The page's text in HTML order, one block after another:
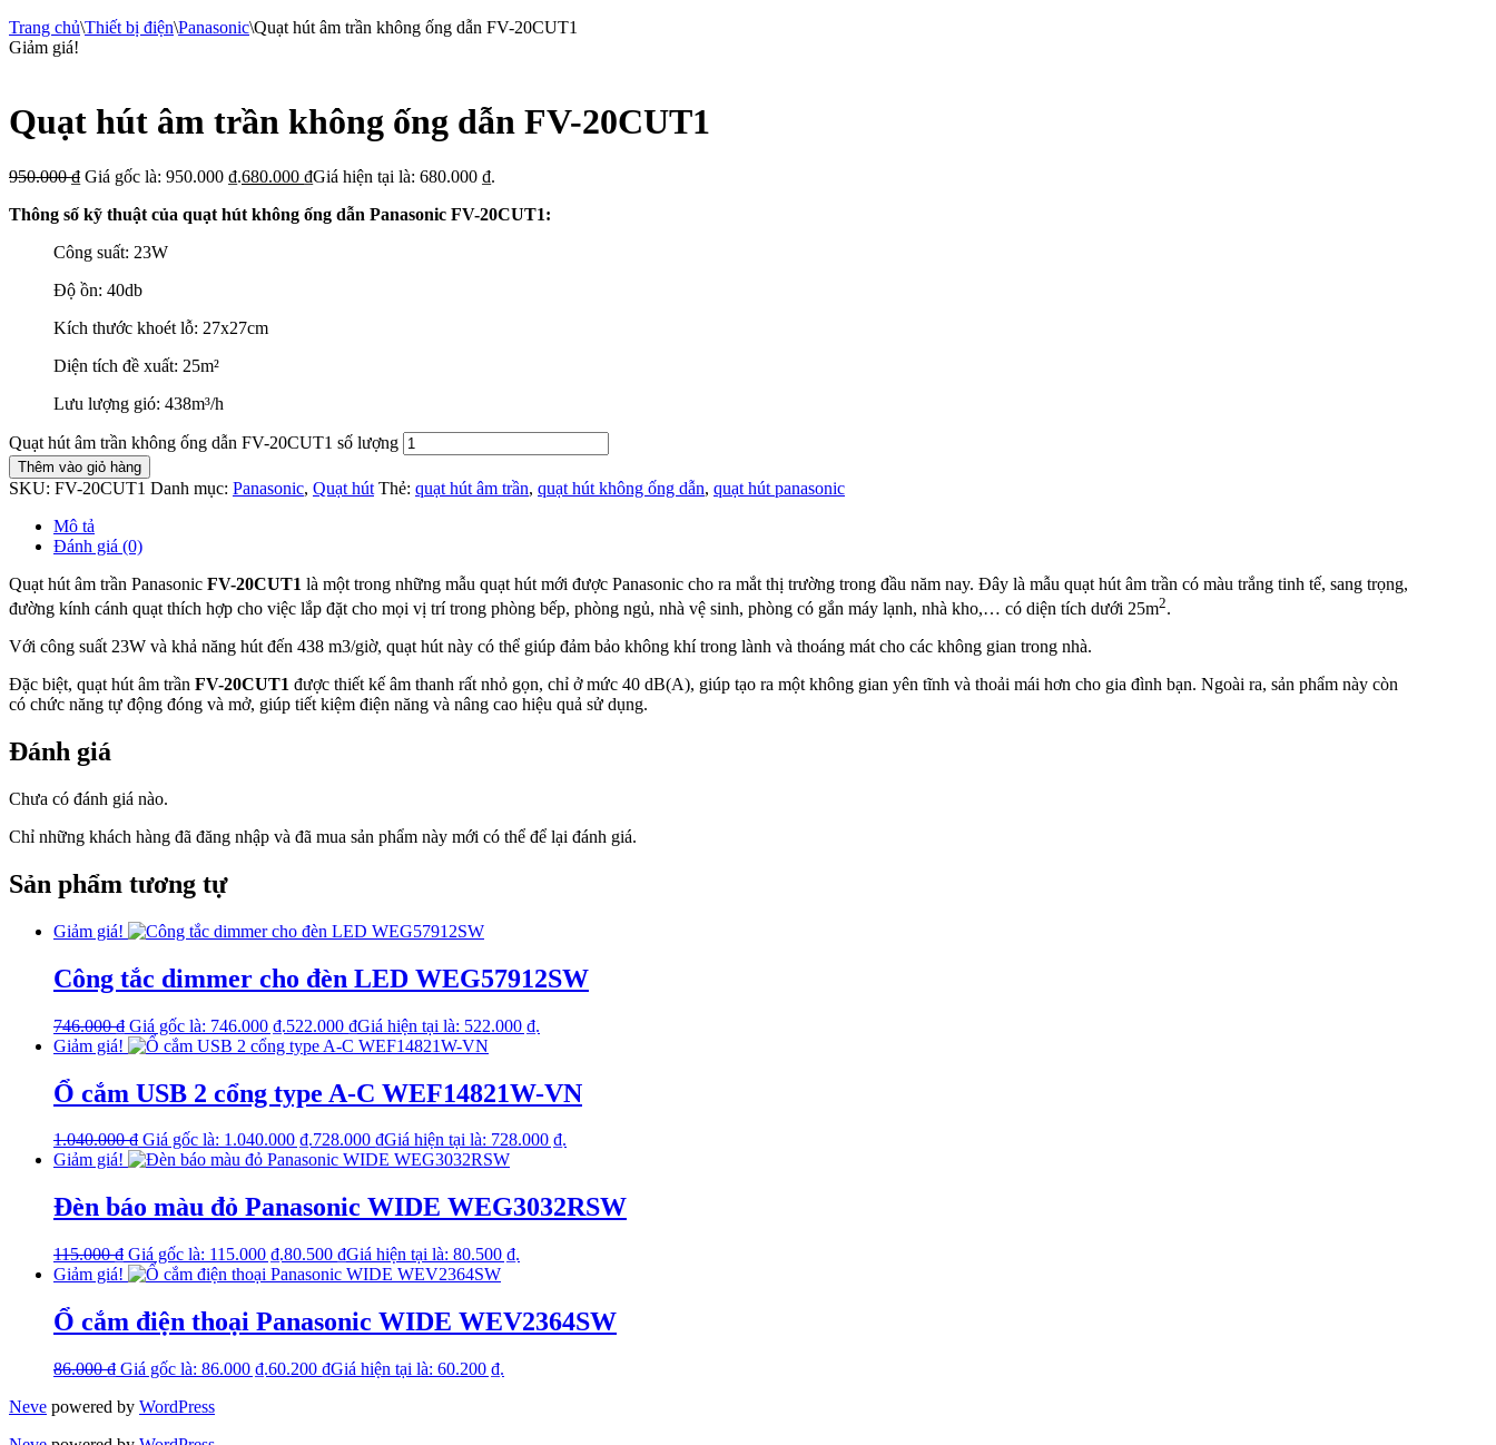
Trang chủ\Thiết bị điện\Panasonic\Quạt hút âm trần không ống dẫn FV-20CUT1
Giảm giá!
Quạt hút âm trần không ống dẫn FV-20CUT1
950.000₫ Giá gốc là: 950.000 ₫.680.000 ₫Giá hiện tại là: 680.000 ₫.
Thông số kỹ thuật của quạt hút không ống dẫn Panasonic FV-20CUT1:
Công suất: 23W
Độ ồn: 40db
Kích thước khoét lỗ: 27x27cm
Diện tích đề xuất: 25m²
Lưu lượng gió: 438m³/h
Quạt hút âm trần không ống dẫn FV-20CUT1 số lượng
Thêm vào giỏ hàng
SKU: FV-20CUT1 Danh mục: Panasonic, Quạt hút Thẻ: quạt hút âm trần, quạt hút không ống dẫn, quạt hút panasonic
Mô tả
Đánh giá (0)
Quạt hút âm trần Panasonic FV-20CUT1 là một trong những mẫu quạt hút mới được Panasonic cho ra mắt thị trường trong đầu năm nay. Đây là mẫu quạt hút âm trần có màu trắng tinh tế, sang trọng,
đường kính cánh quạt thích hợp cho việc lắp đặt cho mọi vị trí trong phòng bếp, phòng ngủ, nhà vệ sinh, phòng có gắn máy lạnh, nhà kho,… có diện tích dưới 25m2.
Với công suất 23W và khả năng hút đến 438 m3/giờ, quạt hút này có thể giúp đảm bảo không khí trong lành và thoáng mát cho các không gian trong nhà.
Đặc biệt, quạt hút âm trần FV-20CUT1 được thiết kế âm thanh rất nhỏ gọn, chỉ ở mức 40 dB(A), giúp tạo ra một không gian yên tĩnh và thoải mái hơn cho gia đình bạn. Ngoài ra, sản phẩm này còn
có chức năng tự động đóng và mở, giúp tiết kiệm điện năng và nâng cao hiệu quả sử dụng.
Đánh giá
Chưa có đánh giá nào.
Chỉ những khách hàng đã đăng nhập và đã mua sản phẩm này mới có thể để lại đánh giá.
Sản phẩm tương tự
Giảm giá!
Công tắc dimmer cho đèn LED WEG57912SW
746.000₫ Giá gốc là: 746.000 ₫.522.000 ₫Giá hiện tại là: 522.000 ₫.
Giảm giá!
Ổ cắm USB 2 cổng type A-C WEF14821W-VN
1.040.000₫ Giá gốc là: 1.040.000 ₫.728.000 ₫Giá hiện tại là: 728.000 ₫.
Giảm giá!
Đèn báo màu đỏ Panasonic WIDE WEG3032RSW
115.000₫ Giá gốc là: 115.000 ₫.80.500 ₫Giá hiện tại là: 80.500 ₫.
Giảm giá!
Ổ cắm điện thoại Panasonic WIDE WEV2364SW
86.000₫ Giá gốc là: 86.000 ₫.60.200 ₫Giá hiện tại là: 60.200 ₫.
Neve powered by WordPress